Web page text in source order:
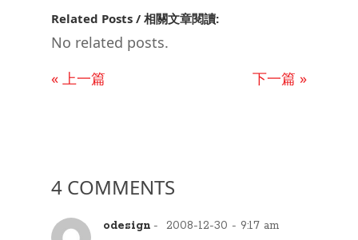
Related Posts / 相關文章閱讀:
No related posts.
« 上一篇
下一篇 »
4 COMMENTS
odesign - 2008-12-30 - 9:17 am